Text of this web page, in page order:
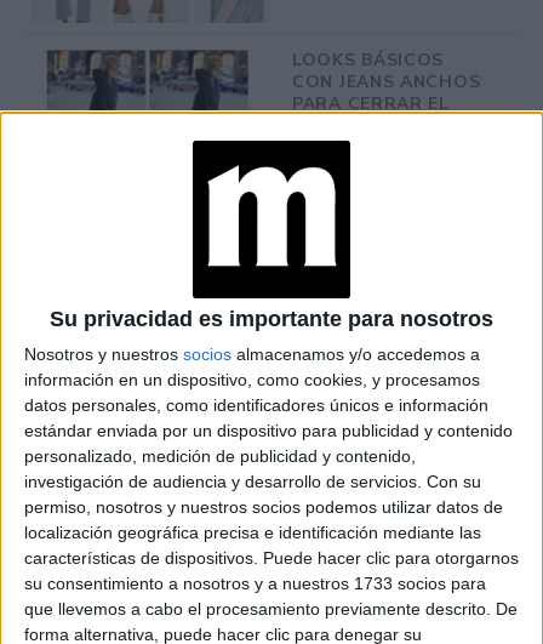
Su privacidad es importante para nosotros
Nosotros y nuestros socios almacenamos y/o accedemos a
información en un dispositivo, como cookies, y procesamos
datos personales, como identificadores únicos e información
estándar enviada por un dispositivo para publicidad y contenido
personalizado, medición de publicidad y contenido,
investigación de audiencia y desarrollo de servicios. Con su
permiso, nosotros y nuestros socios podemos utilizar datos de
localización geográfica precisa e identificación mediante las
características de dispositivos. Puede hacer clic para otorgarnos
su consentimiento a nosotros y a nuestros 1733 socios para
que llevemos a cabo el procesamiento previamente descrito. De
forma alternativa, puede hacer clic para denegar su
LOOKS BÁSICOS
CON JEANS ANCHOS
PARA CERRAR EL
LATINAS QUE
MODA DE LA
REGIÓN
CONOCÉ EL
ACCESORIO QUE
CUIDA TU PELO Y
LEVANTA TU
OUTFIT EN
INSTANTES